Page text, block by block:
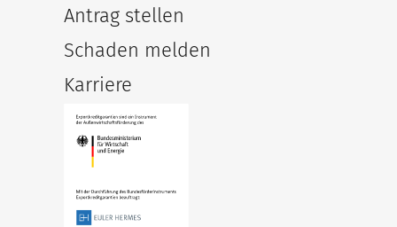
Antrag stellen
Schaden melden
Karriere